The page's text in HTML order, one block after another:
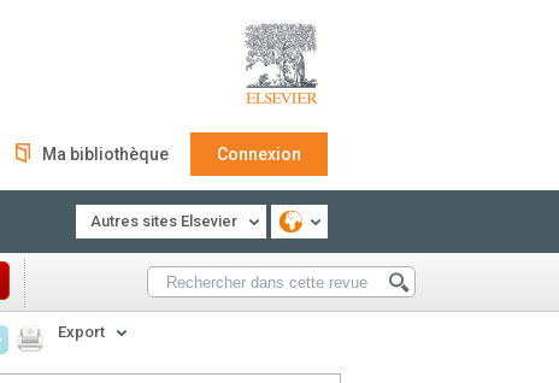
Ma bibliothèque Connexion
Autres sites Elsevier
Export